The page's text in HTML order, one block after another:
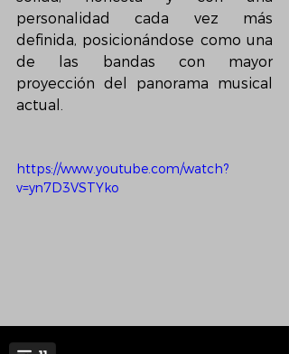
personalidad cada vez más
definida, posicionándose como una
de las bandas con mayor
proyección del panorama musical
actual.
https://www.youtube.com/watch?
v=yn7D3VSTYko